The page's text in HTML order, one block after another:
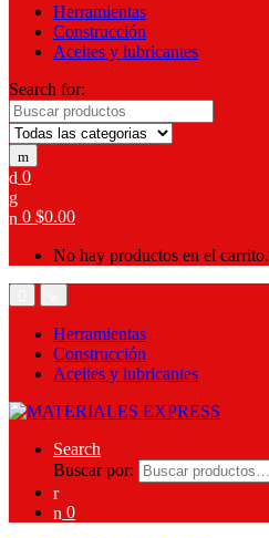
Herramientas
Construcción
Aceites y lubricantes
Search for:
0
0 $0.00
No hay productos en el carrito.
Herramientas
Construcción
Aceites y lubricantes
Search
Buscar por:
0